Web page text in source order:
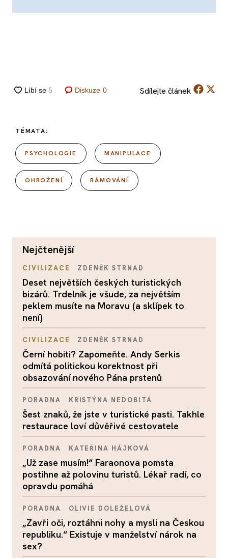
Diskuze 0 Sdílejte článek
TÉMATA:
PSYCHOLOGIE MANIPULACE
OHROŽENÍ RÁMOVÁNÍ
nejčtenější
CIVILIZACE ZDENĚK STRNAD
Deset největších českých turistických
bizárů. Trdelník je všude, za největším
peklem musíte na Moravu (a sklípek to
není)
CIVILIZACE ZDENĚK STRNAD
Černí hobiti? Zapomeňte. Andy Serkis
odmítá politickou korektnost při
obsazování nového Pána prstenů
PORADNA KRISTÝNA NEDOBITÁ
Šest znaků, že jste v turistické pasti. Takhle
restaurace loví důvěřivé cestovatele
PORADNA KATEŘINA HÁJKOVÁ
„Už zase musím!“ Faraonova pomsta
postihne až polovinu turistů. Lékař radí, co
opravdu pomáhá
PORADNA OLIVIE DOLEŽELOVÁ
„Zavři oči, roztáhni nohy a mysli na Českou
republiku.“ Existuje v manželství nárok na
sex?